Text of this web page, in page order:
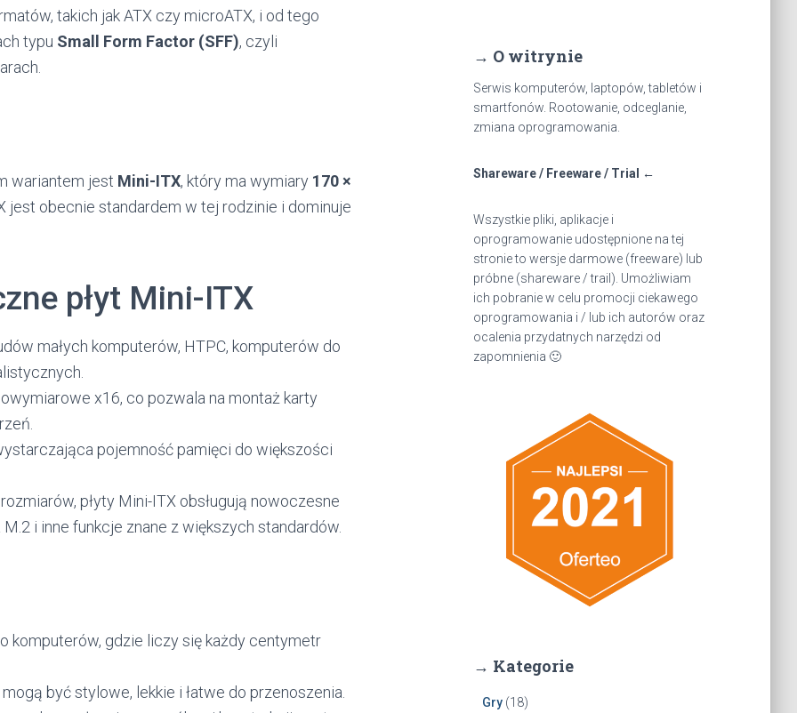
takich jak ATX czy microATX, i od tego
typu Small Form Factor (SFF), czyli
wariantem jest Mini-ITX, który ma wymiary 170 ×
jest obecnie standardem w tej rodzinie i dominuje
płyt Mini-ITX
małych komputerów, HTPC, komputerów do
x16, co pozwala na montaż karty
pojemność pamięci do większości
płyty Mini-ITX obsługują nowoczesne
i inne funkcje znane z większych standardów.
komputerów, gdzie liczy się każdy centymetr
być stylowe, lekkie i łatwe do przenoszenia.
:
→ O witrynie
Serwis komputerów, laptopów, tabletów i
smartfonów. Rootowanie, odceglanie,
zmiana oprogramowania.
Shareware / Freeware / Trial ←
Wszystkie pliki, aplikacje i
oprogramowanie udostępnione na tej
stronie to wersje darmowe (freeware) lub
próbne (shareware / trail). Umożliwiam
ich pobranie w celu promocji ciekawego
oprogramowania i / lub ich autorów oraz
ocalenia przydatnych narzędzi od
zapomnienia 🙂
→ Kategorie
Gry(18)